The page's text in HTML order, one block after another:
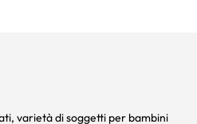
varietà di soggetti per bambini